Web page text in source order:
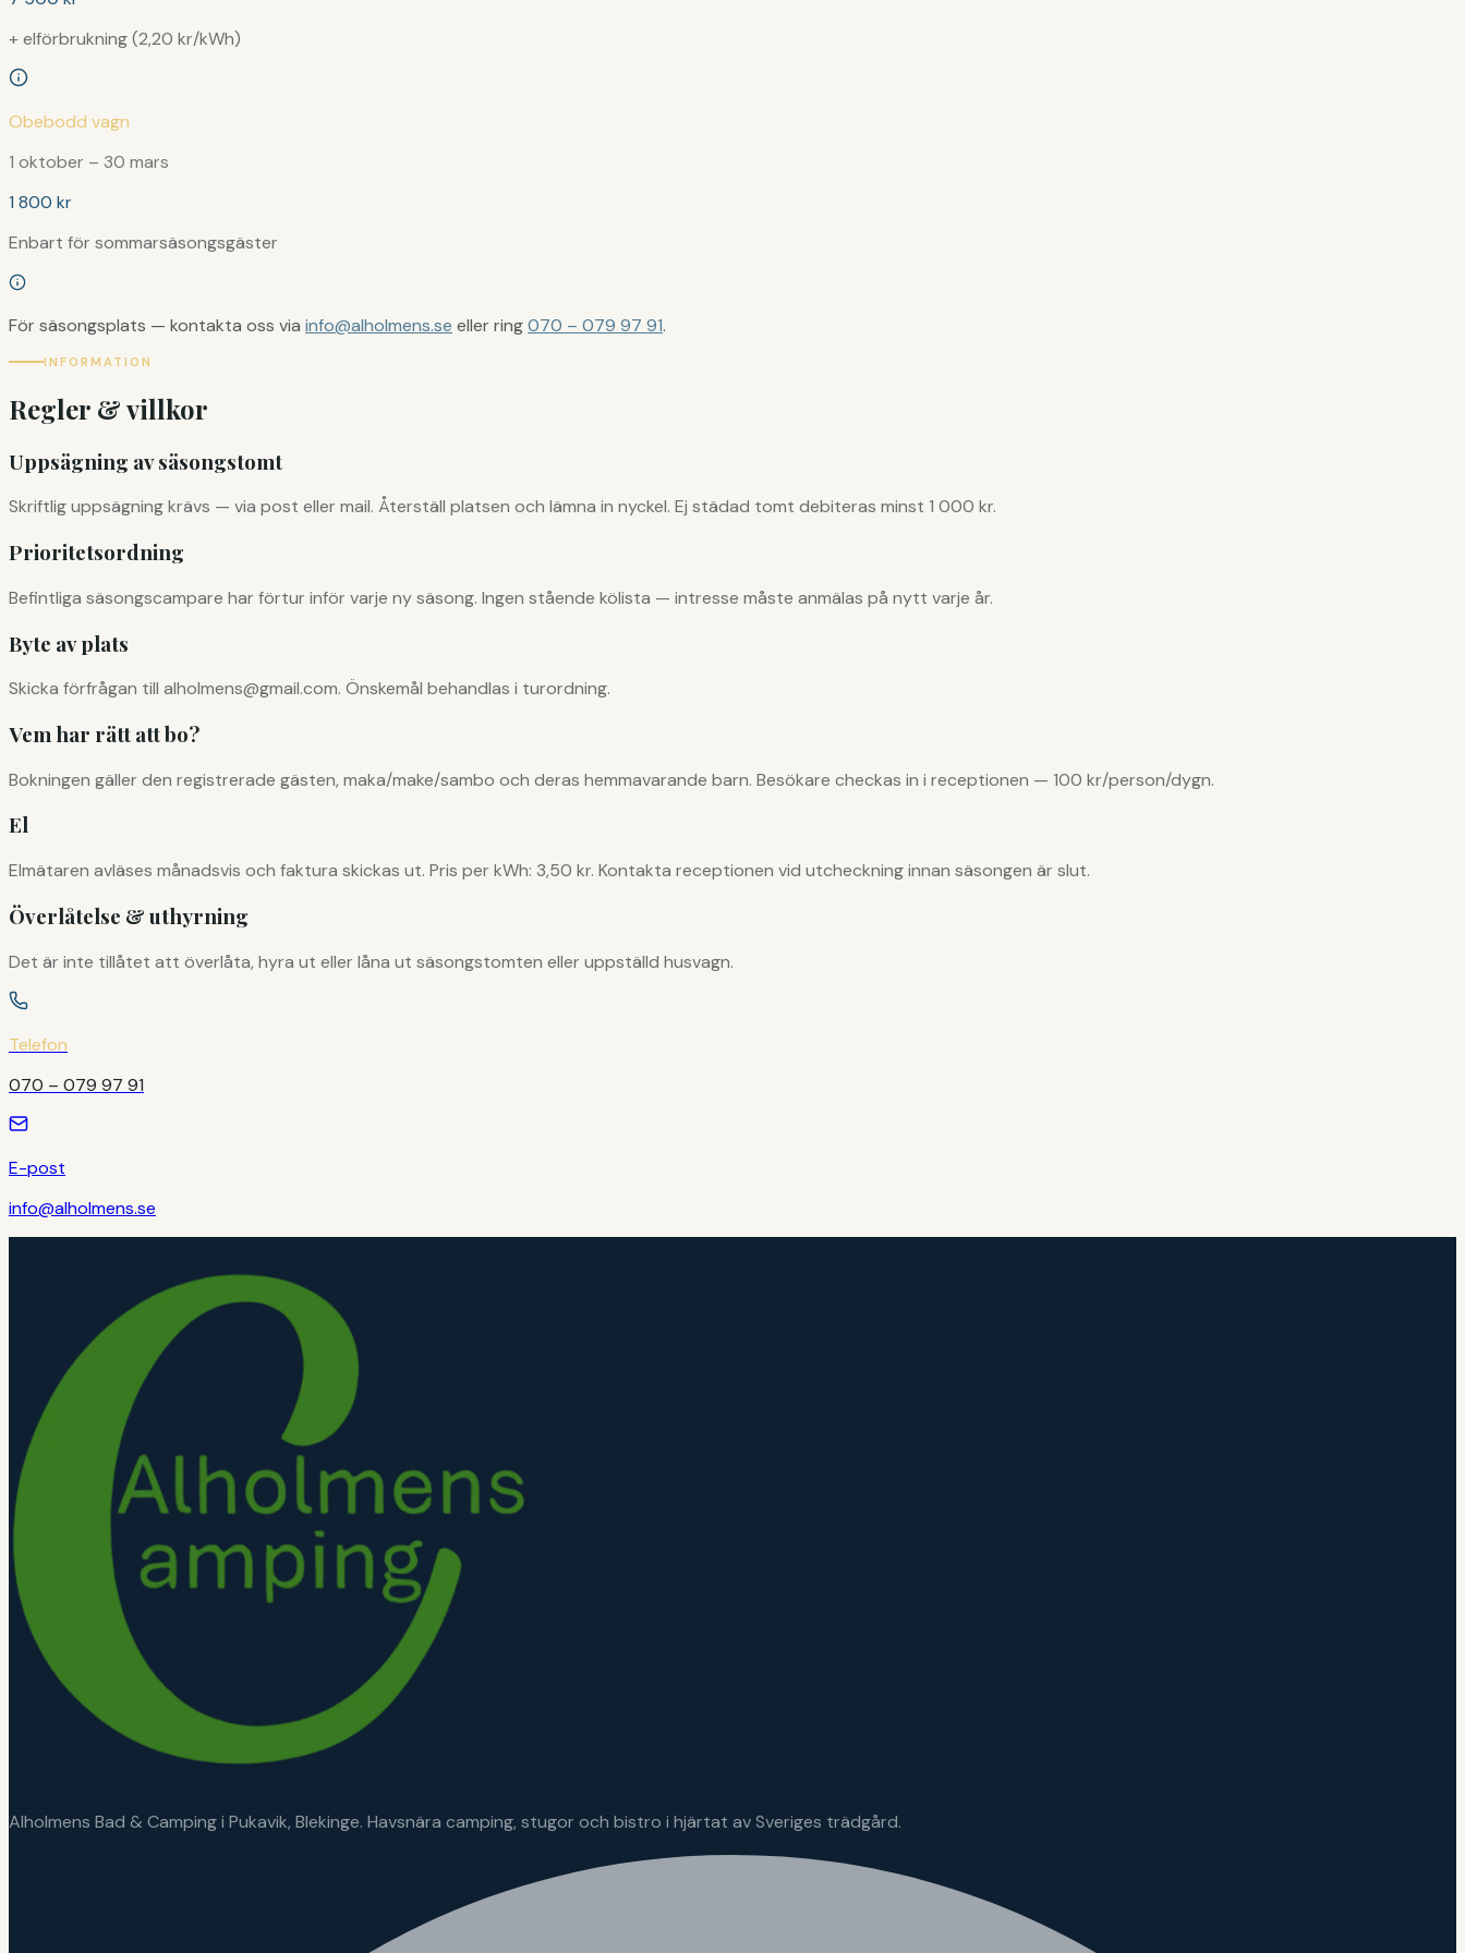
+ elförbrukning (2,20 kr/kWh)
Obebodd vagn
1 oktober – 30 mars
1 800 kr
Enbart för sommarsäsongsgäster
För säsongsplats — kontakta oss via info@alholmens.se eller ring070 – 079 97 91.
INFORMATION
Regler & villkor
Uppsägning av säsongstomt
Skriftlig uppsägning krävs — via post eller mail. Återställ platsen och lämna in nyckel. Ej städad tomt debiteras minst 1 000 kr.
Prioritetsordning
Befintliga säsongscampare har förtur inför varje ny säsong. Ingen stående kölista — intresse måste anmälas på nytt varje år.
Byte av plats
Skicka förfrågan till alholmens@gmail.com. Önskemål behandlas i turordning.
Vem har rätt att bo?
Bokningen gäller den registrerade gästen, maka/make/sambo och deras hemmavarande barn. Besökare checkas in i receptionen — 100 kr/person/dygn.
El
Elmätaren avläses månadsvis och faktura skickas ut. Pris per kWh: 3,50 kr. Kontakta receptionen vid utcheckning innan säsongen är slut.
Överlåtelse & uthyrning
Det är inte tillåtet att överlåta, hyra ut eller låna ut säsongstomten eller uppställd husvagn.
Telefon
070 – 079 97 91
E-post
info@alholmens.se
Alholmens Bad & Camping i Pukavik, Blekinge. Havsnära camping, stugor och bistro i hjärtat av Sveriges trädgård.